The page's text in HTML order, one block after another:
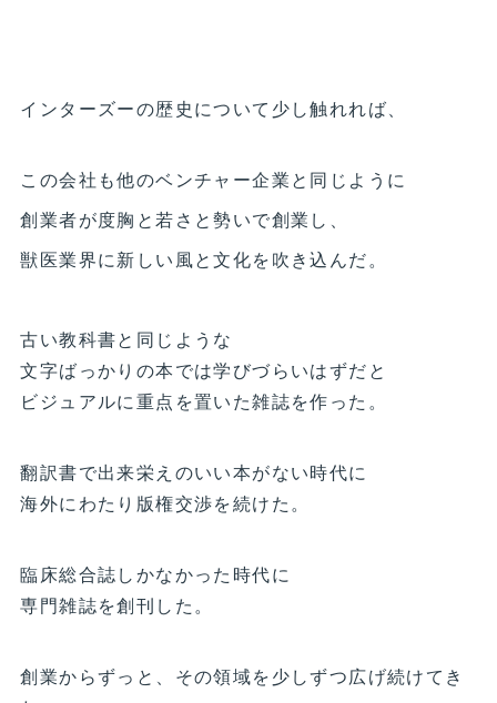
インターズーの歴史について少し触れれば、
この会社も他のベンチャー企業と同じように
創業者が度胸と若さと勢いで創業し、
獣医業界に新しい風と文化を吹き込んだ。
古い教科書と同じような
文字ばっかりの本では学びづらいはずだと
ビジュアルに重点を置いた雑誌を作った。
翻訳書で出来栄えのいい本がない時代に
海外にわたり版権交渉を続けた。
臨床総合誌しかなかった時代に
専門雑誌を創刊した。
創業からずっと、その領域を少しずつ広げ続けてき